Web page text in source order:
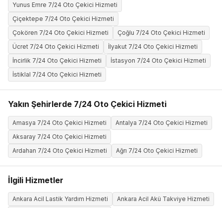
Yunus Emre 7/24 Oto Çekici Hizmeti
Çiçektepe 7/24 Oto Çekici Hizmeti
Çokören 7/24 Oto Çekici Hizmeti
Çoğlu 7/24 Oto Çekici Hizmeti
Ücret 7/24 Oto Çekici Hizmeti
İlyakut 7/24 Oto Çekici Hizmeti
İncirlik 7/24 Oto Çekici Hizmeti
İstasyon 7/24 Oto Çekici Hizmeti
İstiklal 7/24 Oto Çekici Hizmeti
Yakın Şehirlerde 7/24 Oto Çekici Hizmeti
Amasya 7/24 Oto Çekici Hizmeti
Antalya 7/24 Oto Çekici Hizmeti
Aksaray 7/24 Oto Çekici Hizmeti
Ardahan 7/24 Oto Çekici Hizmeti
Ağrı 7/24 Oto Çekici Hizmeti
İlgili Hizmetler
Ankara Acil Lastik Yardım Hizmeti
Ankara Acil Akü Takviye Hizmeti